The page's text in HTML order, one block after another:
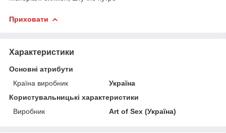
Приховати
Характеристики
Основні атрибути
Країна виробник
Україна
Користувальницькі характеристики
Виробник
Art of Sex (Україна)